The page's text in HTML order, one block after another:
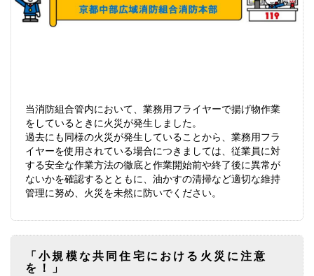
当消防組合管内において、業務用フライヤーで揚げ物作業
をしているときに火災が発生しました。
過去にも同様の火災が発生していることから、業務用フラ
イヤーを使用されている場合につきましては、従業員に対
する安全な作業方法の徹底と作業開始前や終了後に異常が
ないかを確認するとともに、油かすの清掃など適切な維持
管理に努め、火災を未然に防いでください。
「小規模な共同住宅における火災に注意
を！」